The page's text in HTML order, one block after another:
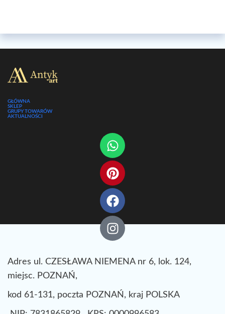
GŁÓWNA
SKLEP
GRUPY TOWARÓW
AKTUALNOŚCI
Adres ul. CZESŁAWA NIEMENA nr 6, lok. 124,
miejsc. POZNAŃ,
kod 61-131, poczta POZNAŃ, kraj POLSKA